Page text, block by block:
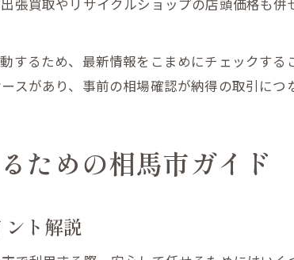
張買取やリサイクルショップの店頭価格も
するため、最新情報をこまめにチェックす
スがあり、事前の相場確認が納得の取引につ
ための相馬市ガイド
ト解説